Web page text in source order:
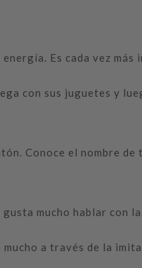
Es cada vez
con sus juguetes y
Conoce el nombre
mucho hablar
a través de la